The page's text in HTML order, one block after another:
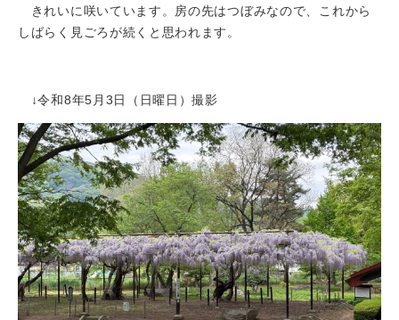
きれいに咲いています。房の先はつぼみなので、これから
しばらく見ごろが続くと思われます。
↓令和8年5月3日（日曜日）撮影